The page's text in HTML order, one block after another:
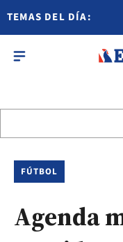
TEMAS DEL DÍA:
FÚTBOL
Agenda